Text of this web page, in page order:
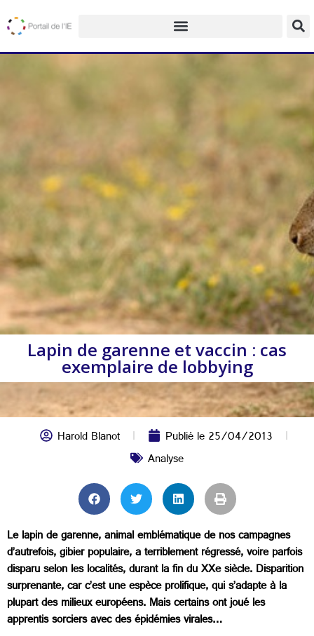
Lapin de garenne et vaccin : cas
exemplaire de lobbying
Harold Blanot Publié le25/04/2013
Analyse
Le lapin de garenne, animal emblématique de nos campagnes
d’autrefois, gibier populaire, a terriblement régressé, voire parfois
disparu selon les localités, durant la fin du XXe siècle. Disparition
surprenante, car c’est une espèce prolifique, qui s’adapte à la
plupart des milieux européens. Mais certains ont joué les
apprentis sorciers avec des épidémies virales…